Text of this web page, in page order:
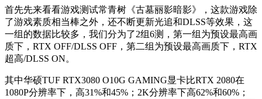
首先先来看看游戏测试常青树《古墓丽影暗影》，这款游戏除
了游戏素质相当棒之外，还不断更新光追和DLSS等效果，这
一组的数据比较多，我们分为了2组6测，第一组为预设最高画
质下，RTX OFF/DLSS OFF，第二组为预设最高画质下，RTX
超高/DLSS ON。
其中华硕TUF RTX3080 O10G GAMING显卡比RTX 2080在
1080P分辨率下，高31%和45%；2K分辨率下高62%和60%；